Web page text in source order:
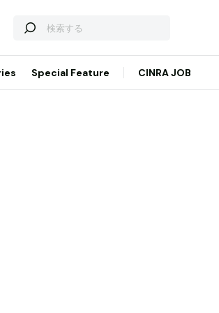
Special Feature CINRA JOB